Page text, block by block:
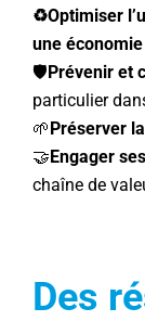
♻️Optimiser
une
🛡️Prévenir et
particulier
🌱Préserver
🤝Engager
chaîne de
Des